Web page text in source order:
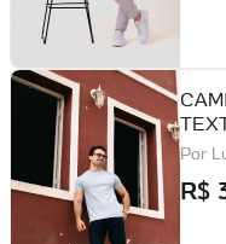
Por
R$